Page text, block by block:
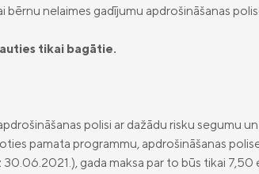
nelaimes gadījumu apdrošināšanas
tikai bagātie.
polisi ar dažādu risku segumu
pamata programmu, apdrošināšanas
gada maksa par to būs tikai